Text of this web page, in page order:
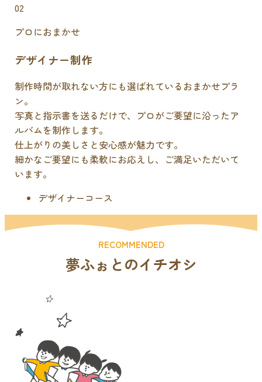
02
プロにおまかせ
デザイナー制作
制作時間が取れない方にも選ばれているおまかせプラ
ン。
写真と指示書を送るだけで、プロがご要望に沿ったア
ルバムを制作します。
仕上がりの美しさと安心感が魅力です。
細かなご要望にも柔軟にお応えし、ご満足いただいて
います。
デザイナーコース
RECOMMENDED
夢ふぉとのイチオシ